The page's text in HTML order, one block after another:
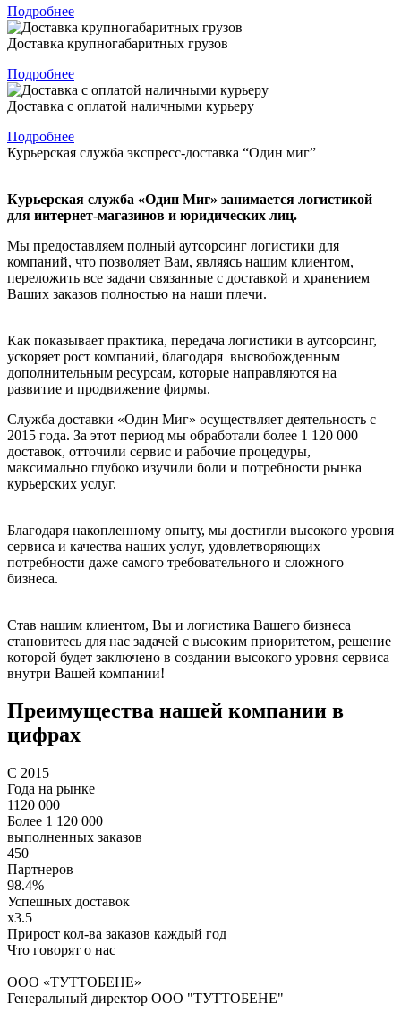
Подробнее
Доставка крупногабаритных грузов
Подробнее
Доставка с оплатой наличными курьеру
Подробнее
Курьерская служба экспресс-доставка “Один миг”
Курьерская служба «Один Миг» занимается логистикой
для интернет-магазинов и юридических лиц.
Мы предоставляем полный аутсорсинг логистики для
компаний, что позволяет Вам, являясь нашим клиентом,
переложить все задачи связанные с доставкой и хранением
Ваших заказов полностью на наши плечи.
Как показывает практика, передача логистики в аутсорсинг,
ускоряет рост компаний, благодаря высвобожденным
дополнительным ресурсам, которые направляются на
развитие и продвижение фирмы.
Служба доставки «Один Миг» осуществляет деятельность с
2015 года. За этот период мы обработали более 1 120 000
доставок, отточили сервис и рабочие процедуры,
максимально глубоко изучили боли и потребности рынка
курьерских услуг.
Благодаря накопленному опыту, мы достигли высокого уровня
сервиса и качества наших услуг, удовлетворяющих
потребности даже самого требовательного и сложного
бизнеса.
Став нашим клиентом, Вы и логистика Вашего бизнеса
становитесь для нас задачей с высоким приоритетом, решение
которой будет заключено в создании высокого уровня сервиса
внутри Вашей компании!
Преимущества нашей компании в
цифрах
С 2015
Года на рынке
1120 000
Более 1 120 000
выполненных заказов
450
Партнеров
98.4%
Успешных доставок
x3.5
Прирост кол-ва заказов каждый год
Что говорят о нас
ООО «ТУТТОБЕНЕ»
Генеральный директор ООО "ТУТТОБЕНЕ"